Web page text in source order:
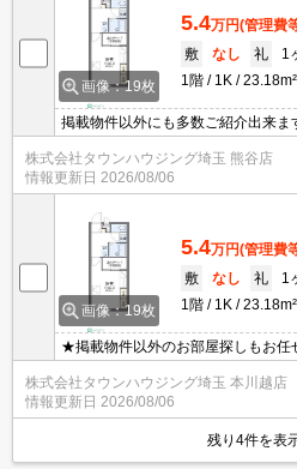
画像：19枚
5.4万円(管理費
敷
なし 礼
1
1階
1K 23.18m²
掲載物件以外にも多数ご紹介出来ま
見可能です！メールでのお問い合
ますとスムーズに御対応できます♪
株式会社タウンハウジング埼玉 熊谷店
情報更新日 2026/08/06
画像：19枚
5.4万円(管理費
敷
なし 礼
1
1階
1K 23.18m²
★掲載物件以外のお部屋探しもお任
探しはタウンハウジングへ★
株式会社タウンハウジング埼玉 本川越店
情報更新日 2026/08/06
残り4件を表